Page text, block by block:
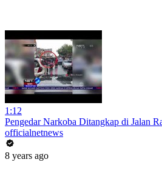
1:12
Pengedar Narkoba Ditangkap di Jalan
officialnetnews
8 years ago